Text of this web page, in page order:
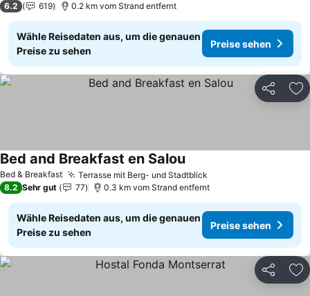
6.2 619 0.2 km vom Strand entfernt
Wähle Reisedaten aus, um die genauen
Preise zu sehen
Preise sehen
Teilen
Bed & Breakfast Terrasse mit Berg- und Stadtblick
Bed and Breakfast en Salou
8.2 Sehr gut 77 0.3 km vom Strand entfernt
Wähle Reisedaten aus, um die genauen
Preise zu sehen
Preise sehen
Teilen